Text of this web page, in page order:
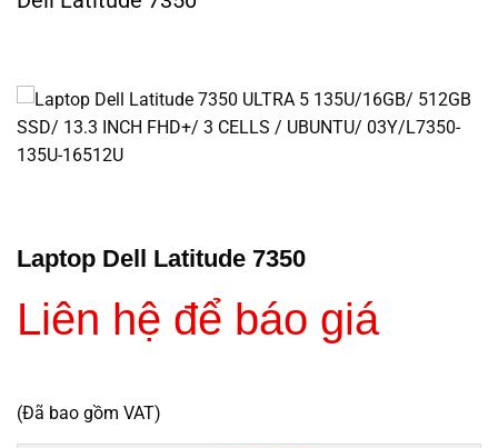
Laptop Dell Latitude 7350
Liên hệ để báo giá
(Đã bao gồm VAT)